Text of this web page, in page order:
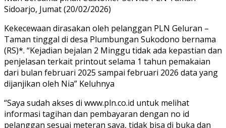
Sidoarjo, Jumat (20/02/2026)
Kekecewaan dirasakan oleh pelanggan PLN Geluran –
Taman tinggal di desa Plumbungan Sukodono bernama
(RS)*. “Kejadian bejalan 2 Minggu tidak ada kepastian dan
penjelasan terkait printout selama 1 tahun pemakaian
dari bulan februari 2025 sampai februari 2026 data yang
dijanjikan oleh Nia” Keluhnya
“Saya sudah akses di www.pln.co.id untuk melihat
informasi tagihan dan pembayaran dengan no id
pelanggan sesuai meteran saya, tidak bisa di buka dan